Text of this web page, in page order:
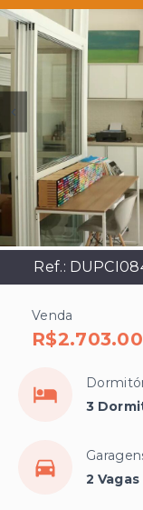
Ref.:
Venda
3
2 Vagas